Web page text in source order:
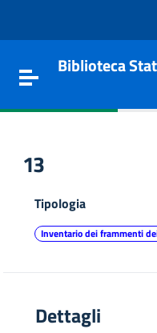
Toggle navigation
Biblioteca
13
Tipologia
Inventario dei frammenti
Dettagli